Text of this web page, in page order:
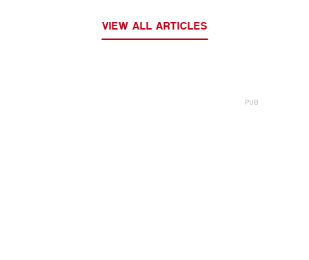
VIEW ALL ARTICLES